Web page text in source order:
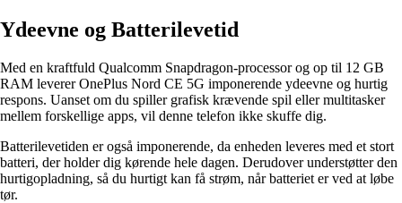
Ydeevne og Batterilevetid
Med en kraftfuld Qualcomm Snapdragon-processor og op til 12 GB
RAM leverer OnePlus Nord CE 5G imponerende ydeevne og hurtig
respons. Uanset om du spiller grafisk krævende spil eller multitasker
mellem forskellige apps, vil denne telefon ikke skuffe dig.
Batterilevetiden er også imponerende, da enheden leveres med et stort
batteri, der holder dig kørende hele dagen. Derudover understøtter den
hurtigopladning, så du hurtigt kan få strøm, når batteriet er ved at løbe
tør.